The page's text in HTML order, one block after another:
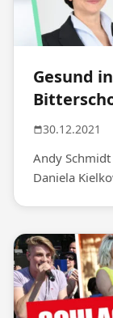
Gesund
30.12.2021
Andy
Daniela